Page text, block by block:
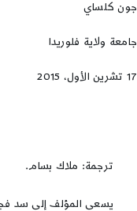
جون كلساي
جامعة ولاية فلوريدا
17 تشرين الأول، 2015
ترجمة: ملاك بسام.
يسعى المؤلف إلى سد